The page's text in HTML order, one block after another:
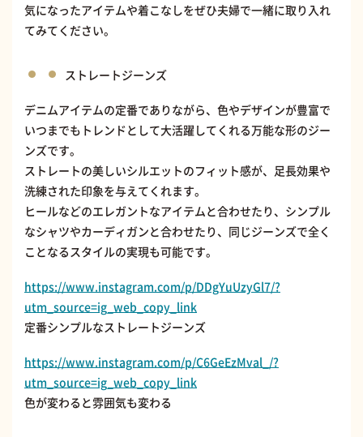
気になったアイテムや着こなしをぜひ夫婦で一緒に取り入れ
てみてください。
ストレートジーンズ
デニムアイテムの定番でありながら、色やデザインが豊富で
いつまでもトレンドとして大活躍してくれる万能な形のジー
ンズです。
ストレートの美しいシルエットのフィット感が、足長効果や
洗練された印象を与えてくれます。
ヒールなどのエレガントなアイテムと合わせたり、シンプル
なシャツやカーディガンと合わせたり、同じジーンズで全く
ことなるスタイルの実現も可能です。
https://www.instagram.com/p/DDgYuUzyGl7/?
utm_source=ig_web_copy_link
定番シンプルなストレートジーンズ
https://www.instagram.com/p/C6GeEzMval_/?
utm_source=ig_web_copy_link
色が変わると雰囲気も変わる